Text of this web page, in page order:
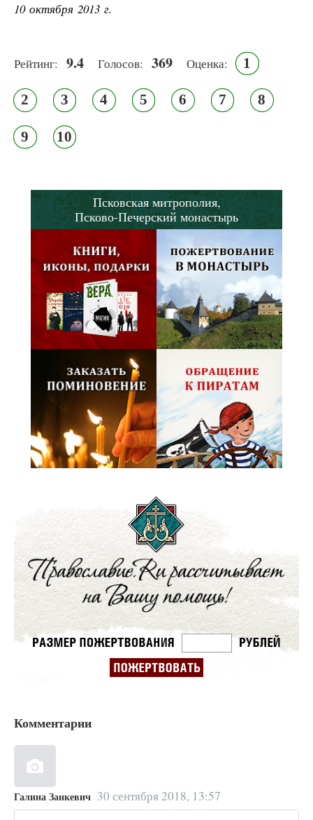
10 октября 2013 г.
Рейтинг: 9.4 Голосов: 369 Оценка: 1
2 3 4 5 6 7 8
9 10
Псковская митрополия,
Псково-Печерский монастырь
Комментарии
Галина Занкевич 30 сентября 2018, 13:57